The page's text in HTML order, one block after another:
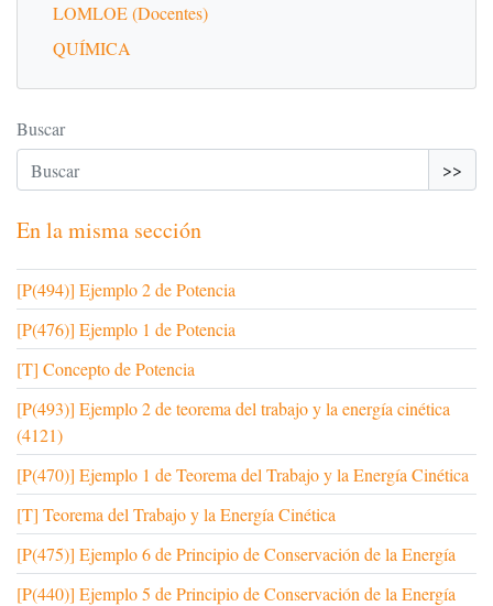
LOMLOE (Docentes)
QUÍMICA
Buscar
>>
En la misma sección
[P(494)] Ejemplo 2 de Potencia
[P(476)] Ejemplo 1 de Potencia
[T] Concepto de Potencia
[P(493)] Ejemplo 2 de teorema del trabajo y la energía cinética
(4121)
[P(470)] Ejemplo 1 de Teorema del Trabajo y la Energía Cinética
[T] Teorema del Trabajo y la Energía Cinética
[P(475)] Ejemplo 6 de Principio de Conservación de la Energía
[P(440)] Ejemplo 5 de Principio de Conservación de la Energía